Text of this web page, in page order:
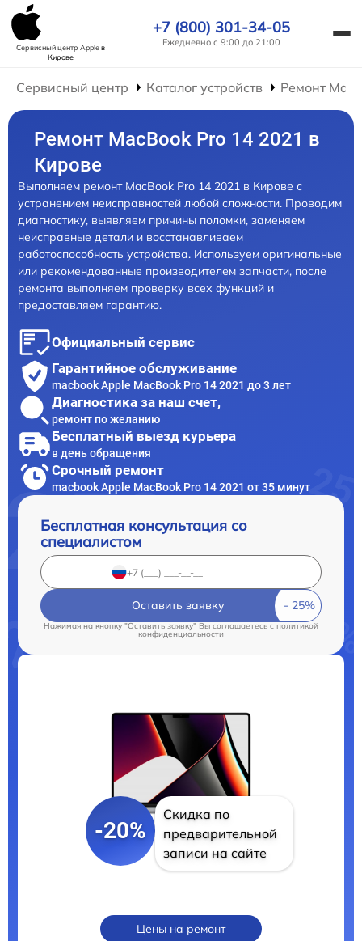
Сервисный центр Appleв
Кирове
+7 (800) 301-34-05
Ежедневно с 9:00 до 21:00
Сервисный центр Каталог устройств Ремонт
Ремонт MacBook Pro 14 2021 в
Кирове
Выполняем ремонт MacBook Pro 14 2021 в Кирове с
устранением неисправностей любой сложности. Проводим
диагностику, выявляем причины поломки, заменяем
неисправные детали и восстанавливаем
работоспособность устройства. Используем оригинальные
или рекомендованные производителем запчасти, после
ремонта выполняем проверку всех функций и
предоставляем гарантию.
Официальный сервис
Гарантийное обслуживание
macbook Apple MacBook Pro 14 2021 до 3 лет
Диагностика за наш счет,
ремонт по желанию
Бесплатный выезд курьера
в день обращения
Срочный ремонт
macbook Apple MacBook Pro 14 2021 от 35 минут
Бесплатная консультация со
специалистом
Оставить заявку
Нажимая на кнопку "Оставить заявку" Вы соглашаетесь cполитикой
конфиденциальности
-20%
Скидка по
предварительной
записи на сайте
Цены на ремонт